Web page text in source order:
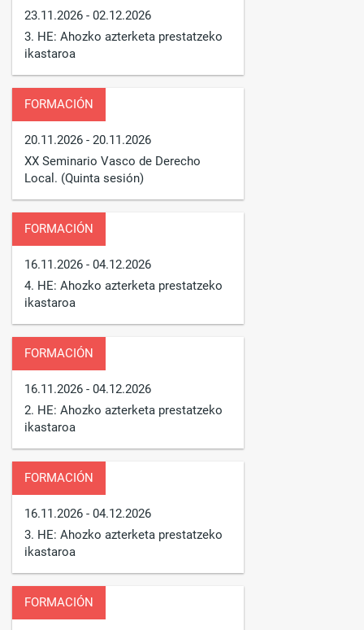
23.11.2026 - 02.12.2026
3. HE: Ahozko azterketa prestatzeko
ikastaroa
FORMACIÓN
20.11.2026 - 20.11.2026
XX Seminario Vasco de Derecho
Local. (Quinta sesión)
FORMACIÓN
16.11.2026 - 04.12.2026
4. HE: Ahozko azterketa prestatzeko
ikastaroa
FORMACIÓN
16.11.2026 - 04.12.2026
2. HE: Ahozko azterketa prestatzeko
ikastaroa
FORMACIÓN
16.11.2026 - 04.12.2026
3. HE: Ahozko azterketa prestatzeko
ikastaroa
FORMACIÓN